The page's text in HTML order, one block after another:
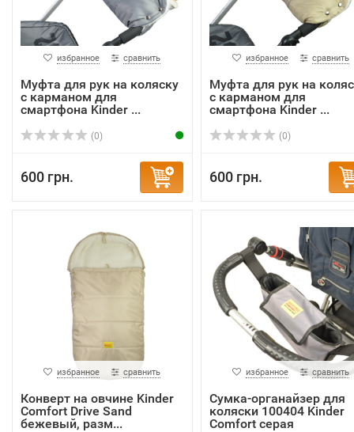
избранное сравнить
Муфта для рук на коляску
с карманом для
смартфона Kinder ...
(0)
600 грн.
избранное сравнить
Муфта для рук на
с карманом для
смартфона Kinder ...
(0)
600 грн.
избранное сравнить
Конверт на овчине Kinder
Comfort Drive Sand
бежевый, разм...
избранное сравнить
Сумка-органайзер для
коляски 100404 Kinder
Comfort серая